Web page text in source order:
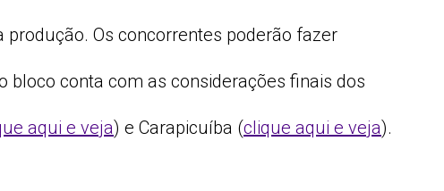
Os concorrentes poderão fazer
bloco conta com as considerações finais dos
aqui e veja) e Carapicuíba (clique aqui e veja).